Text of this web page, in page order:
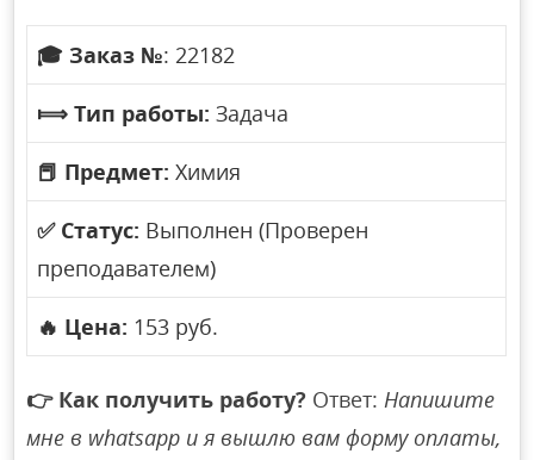
🎓 Заказ №: 22182
⟾ Тип работы: Задача
📕 Предмет: Химия
✅ Статус: Выполнен (Проверен
преподавателем)
🔥 Цена: 153 руб.
👉 Как получить работу? Ответ:Напишите
мне в whatsapp и я вышлю вам форму оплаты,